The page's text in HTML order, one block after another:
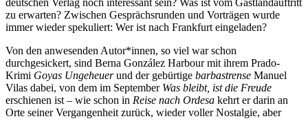
zu erwarten? Zwischen Gesprächsrunden und Vorträgen wurde
immer wieder spekuliert: Wer ist nach Frankfurt eingeladen?
Von den anwesenden Autor*innen, so viel war schon
durchgesickert, sind Berna González Harbour mit ihrem Prado-
Krimi Goyas Ungeheuer und der gebürtige barbastrense Manuel
Vilas dabei, von dem im September Was bleibt, ist die Freude
erschienen ist – wie schon in Reise nach Ordesa kehrt er darin an
Orte seiner Vergangenheit zurück, wieder voller Nostalgie, aber